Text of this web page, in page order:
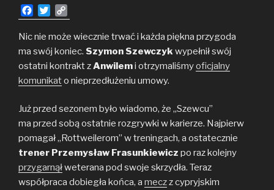
a
c
o
o
w
i
t
t
e
r
o
p
y
i
n
Nic nie może wiecznie trwać i każda piękna przygoda
ma swój koniec. Szymon Szewczykwypełnił swój
ostatni kontrakt zAnwilemi otrzymaliśmyoficjalny
komunikato nieprzedłużeniu umowy.
Już przed sezonem było wiadomo, że „Szewcu”
ma przed sobą ostatnie rozgrywki w karierze. Najpierw
pomagał „Rottweilerom” w treningach, a ostatecznie
trener Przemysław Frasunkiewicz po raz kolejny
przygarnąłweterana pod swoje skrzydła. Teraz
współpraca dobiegła końca, a meczz cypryjskim